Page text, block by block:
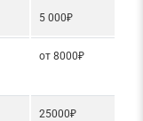
5 000₽
от 8000₽
25000₽